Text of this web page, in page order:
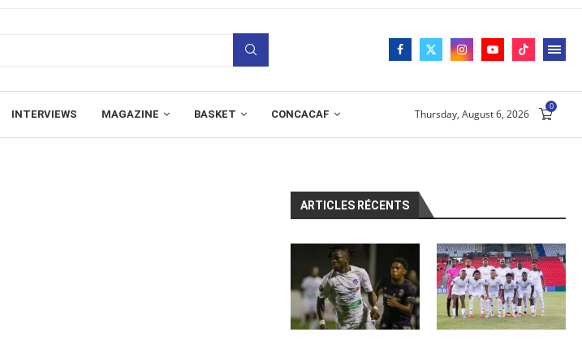
INTERVIEWS MAGAZINE BASKET CONCACAF Thursday, August 6, 2026
0
ARTICLES RÉCENTS